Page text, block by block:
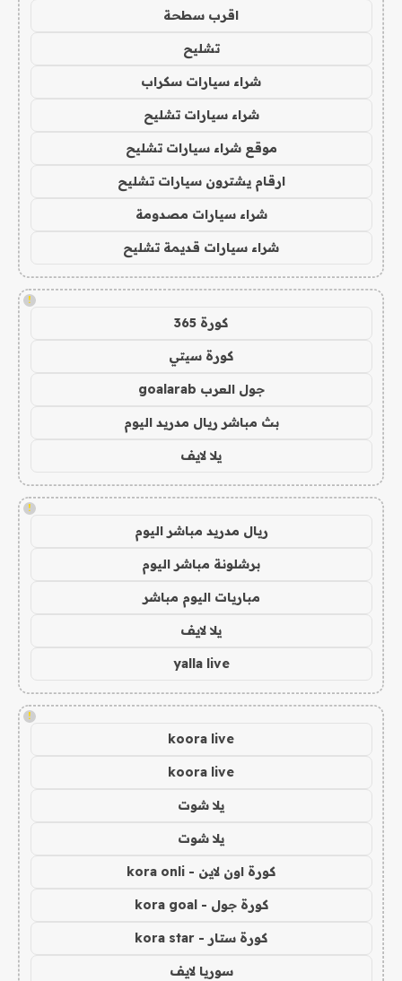
اقرب سطحة
تشليح
شراء سيارات سكراب
شراء سيارات تشليح
موقع شراء سيارات تشليح
ارقام يشترون سيارات تشليح
شراء سيارات مصدومة
شراء سيارات قديمة تشليح
!
كورة 365
كورة سيتي
جول العرب goalarab
بث مباشر ريال مدريد اليوم
يلا لايف
!
ريال مدريد مباشر اليوم
برشلونة مباشر اليوم
مباريات اليوم مباشر
يلا لايف
yalla live
!
koora live
koora live
يلا شوت
يلا شوت
كورة اون لاين - kora onli
كورة جول - kora goal
كورة ستار - kora star
سوريا لايف